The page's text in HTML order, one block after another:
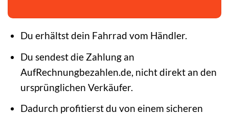
Du erhältst dein Fahrrad vom Händler.
Du sendest die Zahlung an
AufRechnungbezahlen.de, nicht direkt an den
ursprünglichen Verkäufer.
Dadurch profitierst du von einem sicheren